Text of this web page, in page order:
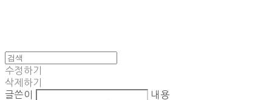
수정하기
삭제하기
글쓴이
내용